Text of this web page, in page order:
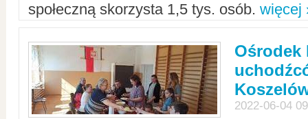
społeczną skorzysta 1,5 tys. osób. więcej
Ośrodek
2022-06-04